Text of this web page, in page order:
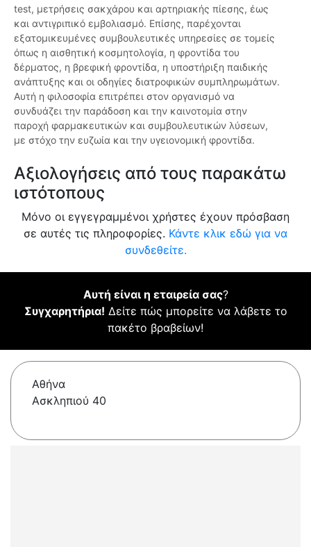
test, μετρήσεις σακχάρου και αρτηριακής πίεσης, έως
και αντιγριπικό εμβολιασμό. Επίσης, παρέχονται
εξατομικευμένες συμβουλευτικές υπηρεσίες σε τομείς
όπως η αισθητική κοσμητολογία, η φροντίδα του
δέρματος, η βρεφική φροντίδα, η υποστήριξη παιδικής
ανάπτυξης και οι οδηγίες διατροφικών συμπληρωμάτων.
Αυτή η φιλοσοφία επιτρέπει στον οργανισμό να
συνδυάζει την παράδοση και την καινοτομία στην
παροχή φαρμακευτικών και συμβουλευτικών λύσεων,
με στόχο την ευζωία και την υγειονομική φροντίδα.
Αξιολογήσεις από τους παρακάτω
ιστότοπους
Μόνο οι εγγεγραμμένοι χρήστες έχουν πρόσβαση
σε αυτές τις πληροφορίες. Κάντε κλικ εδώ για να
συνδεθείτε.
Αυτή είναι η εταιρεία σας?
Συγχαρητήρια! Δείτε πώς μπορείτε να λάβετε το
πακέτο βραβείων!
Αθήνα
Ασκληπιού 40